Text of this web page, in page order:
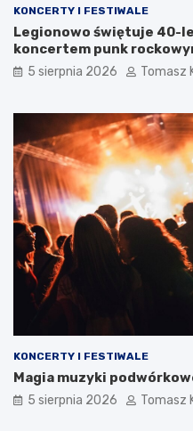
KONCERTY I FESTIWALE
Legionowo świętuje 40-
koncertem punk
5 sierpnia 2026 Tomasz
KONCERTY I FESTIWALE
Magia muzyki
5 sierpnia 2026 Tomasz